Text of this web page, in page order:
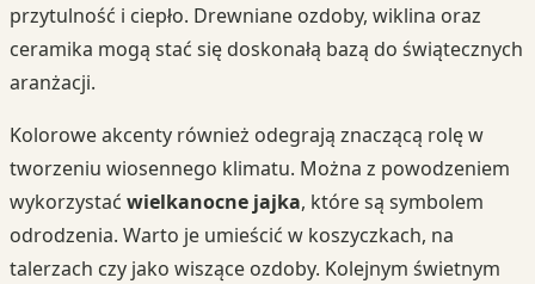
przytulność i ciepło. Drewniane ozdoby, wiklina oraz
ceramika mogą stać się doskonałą bazą do świątecznych
aranżacji.
Kolorowe akcenty również odegrają znaczącą rolę w
tworzeniu wiosennego klimatu. Można z powodzeniem
wykorzystać wielkanocne jajka, które są symbolem
odrodzenia. Warto je umieścić w koszyczkach, na
talerzach czy jako wiszące ozdoby. Kolejnym świetnym